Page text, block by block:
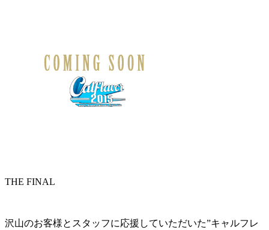
THE FINAL
沢山のお客様とスタッフに応援していただいた”キャルフレ